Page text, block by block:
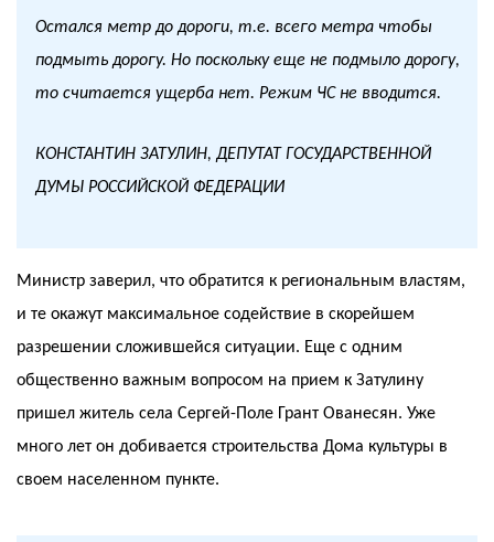
Остался метр до дороги, т.е. всего метра чтобы
подмыть дорогу. Но поскольку еще не подмыло дорогу,
то считается ущерба нет. Режим ЧС не вводится.
КОНСТАНТИН ЗАТУЛИН, ДЕПУТАТ ГОСУДАРСТВЕННОЙ
ДУМЫ РОССИЙСКОЙ ФЕДЕРАЦИИ
Министр заверил, что обратится к региональным властям,
и те окажут максимальное содействие в скорейшем
разрешении сложившейся ситуации. Еще с одним
общественно важным вопросом на прием к Затулину
пришел житель села Сергей-Поле Грант Ованесян. Уже
много лет он добивается строительства Дома культуры в
своем населенном пункте.